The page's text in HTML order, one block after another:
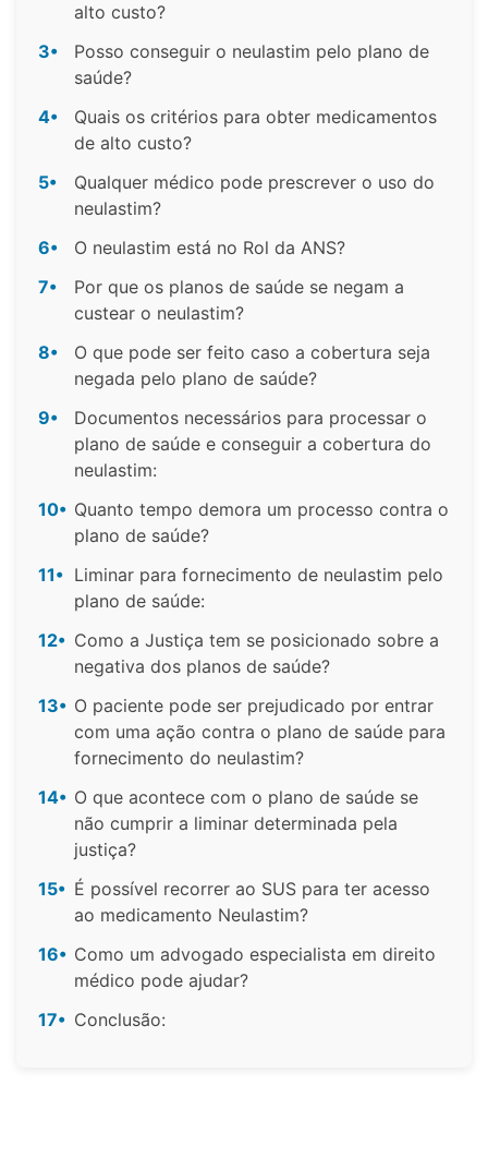
alto custo?
3•
Posso conseguir o neulastim pelo plano de
saúde?
4•
Quais os critérios para obter medicamentos
de alto custo?
5•
Qualquer médico pode prescrever o uso do
neulastim?
6•
O neulastim está no Rol da ANS?
7•
Por que os planos de saúde se negam a
custear o neulastim?
8•
O que pode ser feito caso a cobertura seja
negada pelo plano de saúde?
9•
Documentos necessários para processar o
plano de saúde e conseguir a cobertura do
neulastim:
10• Quanto tempo demora um processo contra o
plano de saúde?
11• Liminar para fornecimento de neulastim pelo
plano de saúde:
12• Como a Justiça tem se posicionado sobre a
negativa dos planos de saúde?
13• O paciente pode ser prejudicado por entrar
com uma ação contra o plano de saúde para
fornecimento do neulastim?
14• O que acontece com o plano de saúde se
não cumprir a liminar determinada pela
justiça?
15• É possível recorrer ao SUS para ter acesso
ao medicamento Neulastim?
16• Como um advogado especialista em direito
médico pode ajudar?
17• Conclusão: